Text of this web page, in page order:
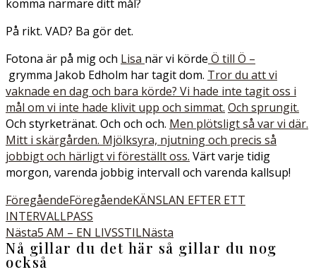
komma närmare ditt mål?
På rikt. VAD? Ba gör det.
Fotona är på mig och Lisa när vi körde Ö till Ö –
grymma Jakob Edholm har tagit dom. Tror du att vi
vaknade en dag och bara körde? Vi hade inte tagit oss i
mål om vi inte hade klivit upp och simmat. Och sprungit.
Och styrketränat. Och och och. Men plötsligt så var vi där.
Mitt i skärgården. Mjölksyra, njutning och precis så
jobbigt och härligt vi föreställt oss. Värt varje tidig
morgon, varenda jobbig intervall och varenda kallsup!
FöregåendeFöregåendeKÄNSLAN EFTER ETT
INTERVALLPASS
Nästa5 AM – EN LIVSSTILNästa
Nå gillar du det här så gillar du nog
också